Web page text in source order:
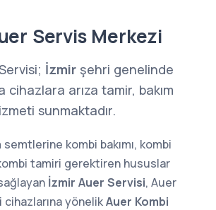
Servis Merkezi
İzmir şehri genelinde
cihazlara arıza tamir, bakım
sunmaktadır.
kombi bakımı, kombi
tamiri gerektiren hususlar
İzmir Auer Servisi, Auer
cihazlarına yönelikAuer Kombi